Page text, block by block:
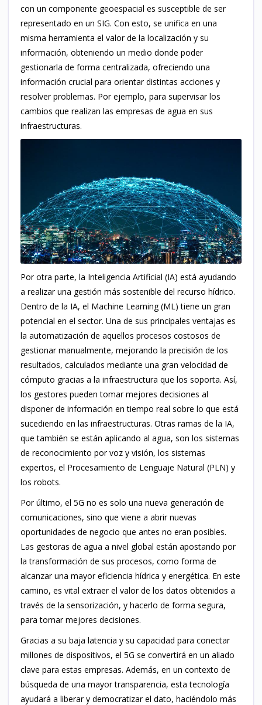
con un componente geoespacial es susceptible de ser
representado en un SIG. Con esto, se unifica en una
misma herramienta el valor de la localización y su
información, obteniendo un medio donde poder
gestionarla de forma centralizada, ofreciendo una
información crucial para orientar distintas acciones y
resolver problemas. Por ejemplo, para supervisar los
cambios que realizan las empresas de agua en sus
infraestructuras.
Por otra parte, la Inteligencia Artificial (IA) está ayudando
a realizar una gestión más sostenible del recurso hídrico.
Dentro de la IA, el Machine Learning (ML) tiene un gran
potencial en el sector. Una de sus principales ventajas es
la automatización de aquellos procesos costosos de
gestionar manualmente, mejorando la precisión de los
resultados, calculados mediante una gran velocidad de
cómputo gracias a la infraestructura que los soporta. Así,
los gestores pueden tomar mejores decisiones al
disponer de información en tiempo real sobre lo que está
sucediendo en las infraestructuras. Otras ramas de la IA,
que también se están aplicando al agua, son los sistemas
de reconocimiento por voz y visión, los sistemas
expertos, el Procesamiento de Lenguaje Natural (PLN) y
los robots.
Por último, el 5G no es solo una nueva generación de
comunicaciones, sino que viene a abrir nuevas
oportunidades de negocio que antes no eran posibles.
Las gestoras de agua a nivel global están apostando por
la transformación de sus procesos, como forma de
alcanzar una mayor eficiencia hídrica y energética. En este
camino, es vital extraer el valor de los datos obtenidos a
través de la sensorización, y hacerlo de forma segura,
para tomar mejores decisiones.
Gracias a su baja latencia y su capacidad para conectar
millones de dispositivos, el 5G se convertirá en un aliado
clave para estas empresas. Además, en un contexto de
búsqueda de una mayor transparencia, esta tecnología
ayudará a liberar y democratizar el dato, haciéndolo más